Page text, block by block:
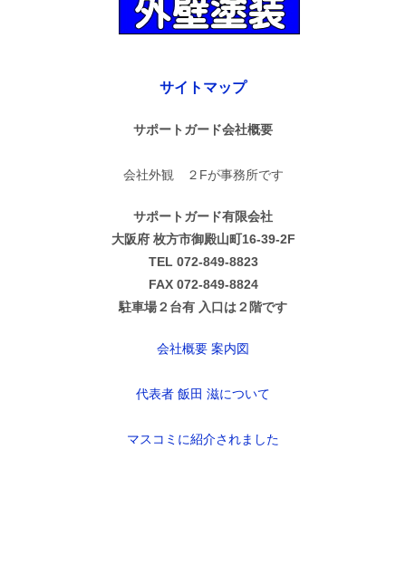
サイトマップ
サポートガード会社概要
会社外観 ２Fが事務所です
サポートガード有限会社
大阪府 枚方市御殿山町16-39-2F
TEL 072-849-8823
FAX 072-849-8824
駐車場２台有 入口は２階です
会社概要 案内図
代表者 飯田 滋について
マスコミに紹介されました